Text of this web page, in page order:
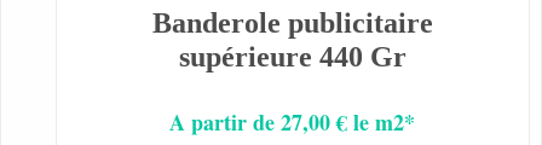
Banderole publicitaire
supérieure 440 Gr
A partir de 27,00 € le m2*